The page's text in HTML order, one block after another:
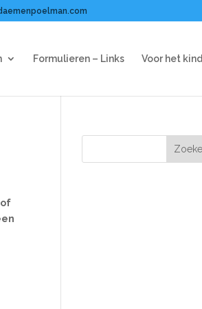
Formulieren – Links Voor het kind